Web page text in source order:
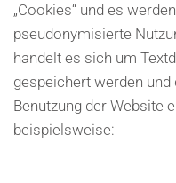
„Cookies“ und es
pseudonymisierte
handelt es sich um
gespeichert werden
Benutzung der Website
beispielsweise: